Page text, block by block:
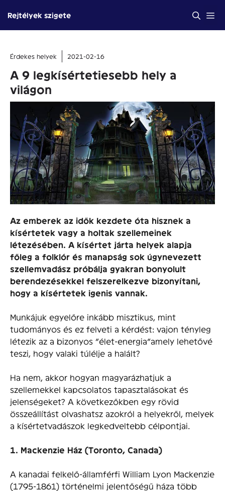
tartalomba
Rejtélyek szigete
Érdekes helyek 2021-02-16
A 9 legkísértetiesebb hely a
világon
Az emberek az idők kezdete óta hisznek a
kísértetek vagy a holtak szellemeinek
létezésében. A kísértet járta helyek alapja
főleg a folklór és manapság sok úgynevezett
szellemvadász próbálja gyakran bonyolult
berendezésekkel felszerelkezve bizonyítani,
hogy a kísértetek igenis vannak.
Munkájuk egyelőre inkább misztikus, mint
tudományos és ez felveti a kérdést: vajon tényleg
létezik az a bizonyos “élet-energia”amely lehetővé
teszi, hogy valaki túlélje a halált?
Ha nem, akkor hogyan magyarázhatjuk a
szellemekkel kapcsolatos tapasztalásokat és
jelenségeket? A következőkben egy rövid
összeállítást olvashatsz azokról a helyekről, melyek
a kísértetvadászok legkedveltebb célpontjai.
1. Mackenzie Ház (Toronto, Canada)
A kanadai felkelő-államférfi William Lyon Mackenzie
(1795-1861) történelmi jelentőségű háza több